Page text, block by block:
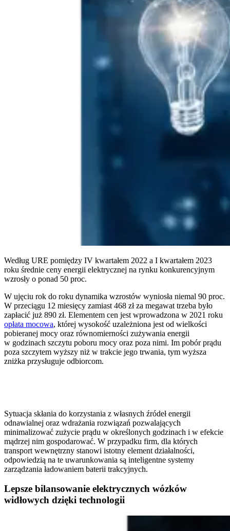
Według URE pomiędzy IV kwartałem 2022 a I kwartałem 2023
roku średnie ceny energii elektrycznej na rynku konkurencyjnym
wzrosły o ponad 50 proc.
W ujęciu rok do roku dynamika wzrostów wyniosła niemal 90 proc.
W przeciągu 12 miesięcy zamiast 468 zł za megawat trzeba było
zapłacić już 890 zł. Elementem cen jest wprowadzona w 2021 roku
opłata mocowa, której wysokość uzależniona jest od wielkości
pobieranej mocy oraz równomierności zużywania energii
w godzinach szczytu poboru mocy oraz poza nimi. Im pobór prądu
poza szczytem wyższy niż w trakcie jego trwania, tym wyższa
zniżka przysługuje odbiorcom.
Sytuacja skłania do korzystania z własnych źródeł energii
odnawialnej oraz wdrażania rozwiązań pozwalających
minimalizować zużycie prądu w określonych godzinach i w efekcie
mądrzej nim gospodarować. W przypadku firm, dla których
transport wewnętrzny stanowi istotny element działalności,
odpowiedzią na te uwarunkowania są inteligentne systemy
zarządzania ładowaniem baterii trakcyjnych.
Lepsze bilansowanie elektrycznych wózków
widłowych dzięki technologii